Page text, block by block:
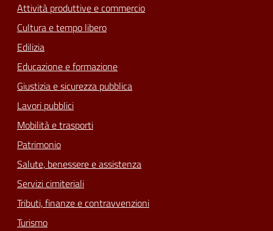
Attività produttive e commercio
Cultura e tempo libero
Edilizia
Educazione e formazione
Giustizia e sicurezza pubblica
Lavori pubblici
Mobilità e trasporti
Patrimonio
Salute, benessere e assistenza
Servizi cimiteriali
Tributi, finanze e contravvenzioni
Turismo